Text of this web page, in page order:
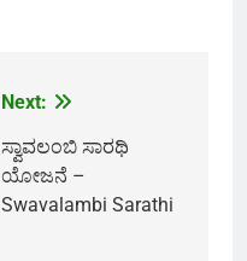
Next:
ಸ್ವಾವಲಂಬಿ ಸಾರಥಿ
ಯೋಜನೆ –
Swavalambi Sarathi